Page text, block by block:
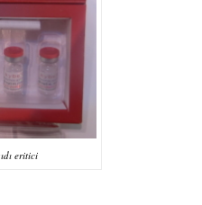
eritici